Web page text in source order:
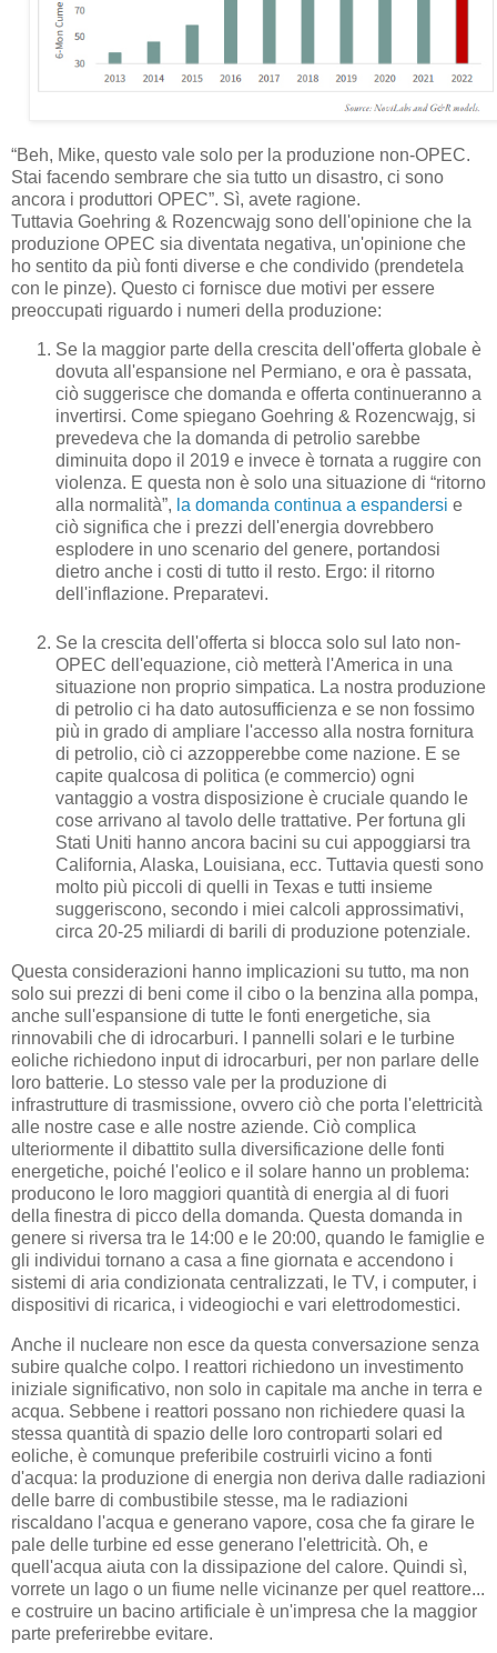
“Beh, Mike, questo vale solo per la produzione non-OPEC.
Stai facendo sembrare che sia tutto un disastro, ci sono
ancora i produttori OPEC”. Sì, avete ragione.
Tuttavia Goehring & Rozencwajg sono dell'opinione che la
produzione OPEC sia diventata negativa, un'opinione che
ho sentito da più fonti diverse e che condivido (prendetela
con le pinze). Questo ci fornisce due motivi per essere
preoccupati riguardo i numeri della produzione:
Se la maggior parte della crescita dell'offerta globale è
dovuta all'espansione nel Permiano, e ora è passata,
ciò suggerisce che domanda e offerta continueranno a
invertirsi. Come spiegano Goehring & Rozencwajg, si
prevedeva che la domanda di petrolio sarebbe
diminuita dopo il 2019 e invece è tornata a ruggire con
violenza. E questa non è solo una situazione di “ritorno
alla normalità”, la domanda continua a espandersi e
ciò significa che i prezzi dell'energia dovrebbero
esplodere in uno scenario del genere, portandosi
dietro anche i costi di tutto il resto. Ergo: il ritorno
dell'inflazione. Preparatevi.
Se la crescita dell'offerta si blocca solo sul lato non-
OPEC dell'equazione, ciò metterà l'America in una
situazione non proprio simpatica. La nostra produzione
di petrolio ci ha dato autosufficienza e se non fossimo
più in grado di ampliare l'accesso alla nostra fornitura
di petrolio, ciò ci azzopperebbe come nazione. E se
capite qualcosa di politica (e commercio) ogni
vantaggio a vostra disposizione è cruciale quando le
cose arrivano al tavolo delle trattative. Per fortuna gli
Stati Uniti hanno ancora bacini su cui appoggiarsi tra
California, Alaska, Louisiana, ecc. Tuttavia questi sono
molto più piccoli di quelli in Texas e tutti insieme
suggeriscono, secondo i miei calcoli approssimativi,
circa 20-25 miliardi di barili di produzione potenziale.
Questa considerazioni hanno implicazioni su tutto, ma non
solo sui prezzi di beni come il cibo o la benzina alla pompa,
anche sull'espansione di tutte le fonti energetiche, sia
rinnovabili che di idrocarburi. I pannelli solari e le turbine
eoliche richiedono input di idrocarburi, per non parlare delle
loro batterie. Lo stesso vale per la produzione di
infrastrutture di trasmissione, ovvero ciò che porta l'elettricità
alle nostre case e alle nostre aziende. Ciò complica
ulteriormente il dibattito sulla diversificazione delle fonti
energetiche, poiché l'eolico e il solare hanno un problema:
producono le loro maggiori quantità di energia al di fuori
della finestra di picco della domanda. Questa domanda in
genere si riversa tra le 14:00 e le 20:00, quando le famiglie e
gli individui tornano a casa a fine giornata e accendono i
sistemi di aria condizionata centralizzati, le TV, i computer, i
dispositivi di ricarica, i videogiochi e vari elettrodomestici.
Anche il nucleare non esce da questa conversazione senza
subire qualche colpo. I reattori richiedono un investimento
iniziale significativo, non solo in capitale ma anche in terra e
acqua. Sebbene i reattori possano non richiedere quasi la
stessa quantità di spazio delle loro controparti solari ed
eoliche, è comunque preferibile costruirli vicino a fonti
d'acqua: la produzione di energia non deriva dalle radiazioni
delle barre di combustibile stesse, ma le radiazioni
riscaldano l'acqua e generano vapore, cosa che fa girare le
pale delle turbine ed esse generano l'elettricità. Oh, e
quell'acqua aiuta con la dissipazione del calore. Quindi sì,
vorrete un lago o un fiume nelle vicinanze per quel reattore...
e costruire un bacino artificiale è un'impresa che la maggior
parte preferirebbe evitare.